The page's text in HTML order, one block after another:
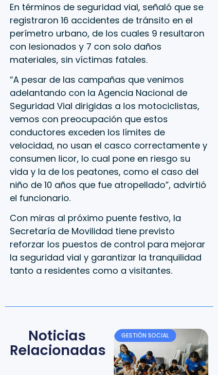
En términos de seguridad vial, señaló que se
registraron 16 accidentes de tránsito en el
perímetro urbano, de los cuales 9 resultaron
con lesionados y 7 con solo daños
materiales, sin víctimas fatales.
“A pesar de las campañas que venimos
adelantando con la Agencia Nacional de
Seguridad Vial dirigidas a los motociclistas,
vemos con preocupación que estos
conductores exceden los límites de
velocidad, no usan el casco correctamente y
consumen licor, lo cual pone en riesgo su
vida y la de los peatones, como el caso del
niño de 10 años que fue atropellado”, advirtió
el funcionario.
Con miras al próximo puente festivo, la
Secretaría de Movilidad tiene previsto
reforzar los puestos de control para mejorar
la seguridad vial y garantizar la tranquilidad
tanto a residentes como a visitantes.
Noticias
Relacionadas
GESTIÓN SOCIAL